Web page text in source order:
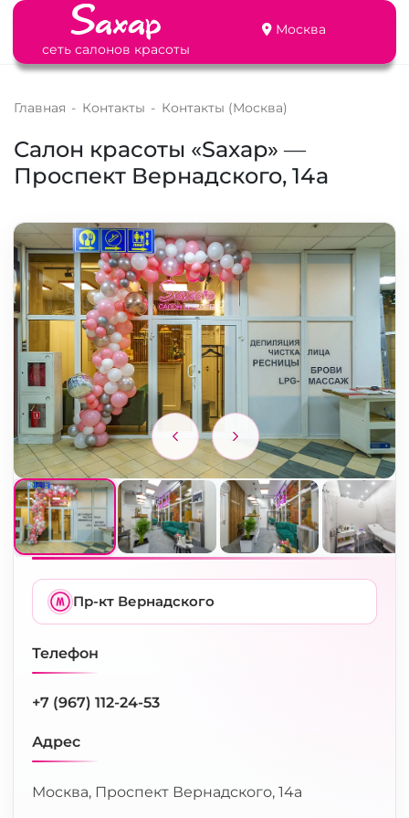
сеть салонов красоты
Москва
Главная - Контакты - Контакты (Москва)
Салон красоты «Saxap» —
Проспект Вернадского, 14а
Пр-кт Вернадского
Телефон
+7 (967) 112-24-53
Адрес
Москва, Проспект Вернадского, 14а